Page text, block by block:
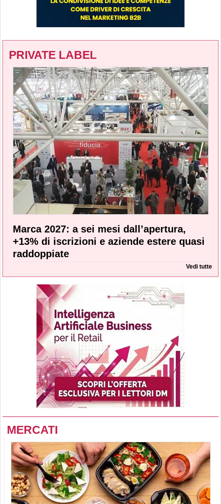
PRIVATE LABEL
Marca 2027: a sei mesi dall’apertura,
+13% di iscrizioni e aziende estere quasi
raddoppiate
Vedi tutte
MERCATI